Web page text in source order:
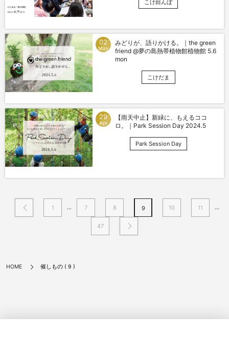
こけ田んぼ
02
May
みどりが、語りかける。｜the green
friend @夢の島熱帯植物館植物館 5.6
mon
こけだま
29
Apr
【雨天中止】新緑に、もえるココ
ロ。｜Park Session Day 2024.5
Park Session Day
1 ... 7 8 9 10 11 ...
47
HOME 催しもの ( 9 )